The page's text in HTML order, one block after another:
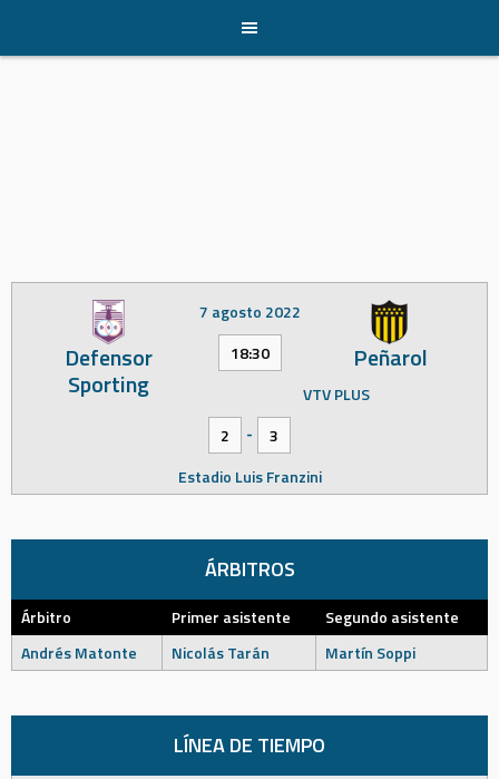
content
Defensor
Sporting
Peñarol
7 agosto 2022
18:30
VTV PLUS
2
-
3
Estadio Luis Franzini
ÁRBITROS
Árbitro Primer asistente
Segundo asistente
Andrés Matonte
Nicolás Tarán Martín Soppi
LÍNEA DE TIEMPO